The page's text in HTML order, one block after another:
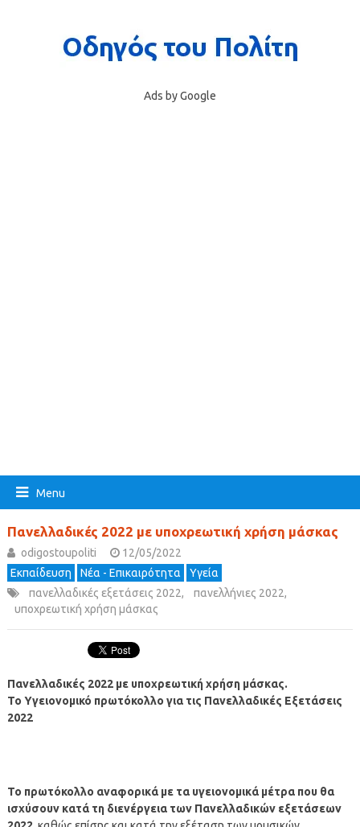
Ads by Google
Menu
Πανελλαδικές 2022 με υποχρεωτική χρήση μάσκας
odigostoupoliti
12/05/2022
Εκπαίδευση
Νέα - Επικαιρότητα
Υγεία
πανελλαδικές εξετάσεις 2022, πανελλήνιες 2022,
υποχρεωτική χρήση μάσκας
Πανελλαδικές 2022 με υποχρεωτική χρήση μάσκας.
Το Υγειονομικό πρωτόκολλο για τις Πανελλαδικές Εξετάσεις
2022
Το πρωτόκολλο αναφορικά με τα υγειονομικά μέτρα που θα
ισχύσουν κατά τη διενέργεια των Πανελλαδικών εξετάσεων